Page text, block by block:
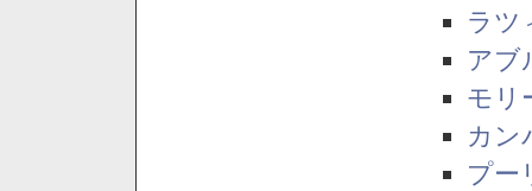
ラツ
アブ
モリ
カン
プー